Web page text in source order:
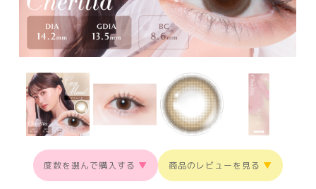
度数を選んで購入する ▼ 商品のレビューを見る ▼